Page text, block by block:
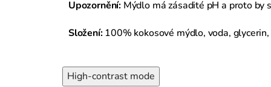
Upozornění: Mýdlo má zásadité pH a proto by
Složení:100% kokosové mýdlo, voda,
High-contrast mode